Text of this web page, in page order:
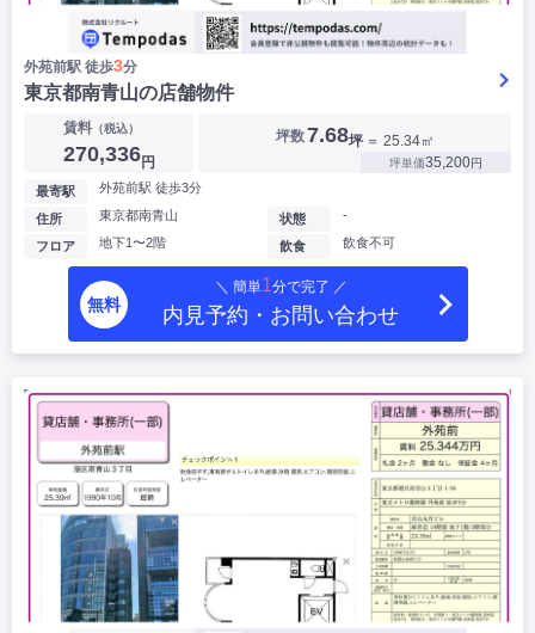
外苑前駅 徒歩3分
東京都南青山の店舗物件
賃料（税込）
270,336円
坪数7.68坪 ＝ 25.34㎡
坪単価35,200円
最寄駅 外苑前駅 徒歩3分
住所 東京都南青山
フロア 地下1〜2階
状態 -
飲食 飲食不可
無料
＼ 簡単1分で完了 ／
内見予約・お問い合わせ